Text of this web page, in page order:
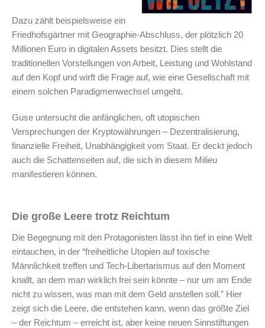
Dazu zählt beispielsweise ein
Friedhofsgärtner mit Geographie-Abschluss, der plötzlich 20
Millionen Euro in digitalen Assets besitzt. Dies stellt die
traditionellen Vorstellungen von Arbeit, Leistung und Wohlstand
auf den Kopf und wirft die Frage auf, wie eine Gesellschaft mit
einem solchen Paradigmenwechsel umgeht.
Guse untersucht die anfänglichen, oft utopischen
Versprechungen der Kryptowährungen – Dezentralisierung,
finanzielle Freiheit, Unabhängigkeit vom Staat. Er deckt jedoch
auch die Schattenseiten auf, die sich in diesem Milieu
manifestieren können.
Die große Leere trotz Reichtum
Die Begegnung mit den Protagonisten lässt ihn tief in eine Welt
eintauchen, in der “freiheitliche Utopien auf toxische
Männlichkeit treffen und Tech-Libertarismus auf den Moment
knallt, an dem man wirklich frei sein könnte – nur um am Ende
nicht zu wissen, was man mit dem Geld anstellen soll.” Hier
zeigt sich die Leere, die entstehen kann, wenn das größte Ziel
– der Reichtum – erreicht ist, aber keine neuen Sinnstiftungen